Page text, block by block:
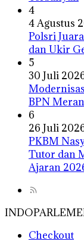
4
4 Agustus
Polsri
dan Ukir
5
30 Juli
BPN
6
26 Juli
PKBM
Tutor dan
Ajaran
Checkout